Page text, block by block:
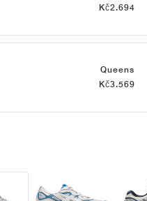
Kč2.694
Queens
Kč3.569